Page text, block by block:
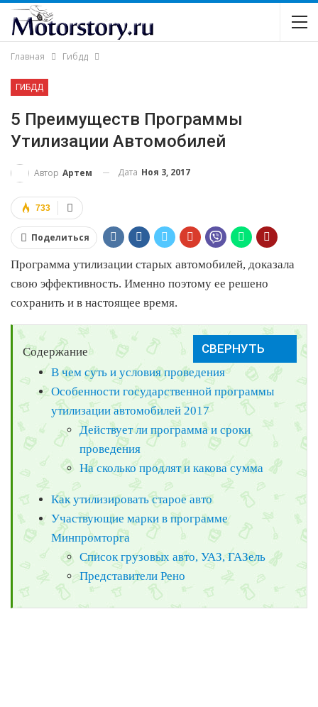
Главная Гибдд
ГИБДД
5 Преимуществ Программы
Утилизации Автомобилей
Автор Артем Дата Ноя 3, 2017
733
Поделиться
Программа утилизации старых автомобилей, доказала
свою эффективность. Именно поэтому ее решено
сохранить и в настоящее время.
Содержание
В чем суть и условия проведения
Особенности государственной программы
утилизации автомобилей 2017
Действует ли программа и сроки
проведения
На сколько продлят и какова сумма
Как утилизировать старое авто
Участвующие марки в программе
Минпромторга
Список грузовых авто, УАЗ, ГАЗель
Представители Рено